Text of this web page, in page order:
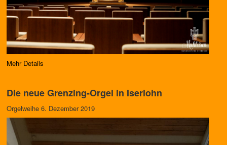
Mehr Details
Die neue Grenzing-Orgel in Iserlohn
Orgelweihe 6. Dezember 2019